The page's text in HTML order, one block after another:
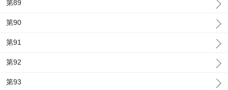
第89
第90
第91
第92
第93